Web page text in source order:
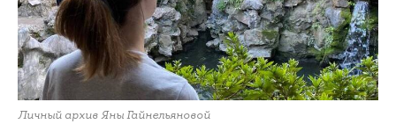
Личный архив Яны Гайнельяновой